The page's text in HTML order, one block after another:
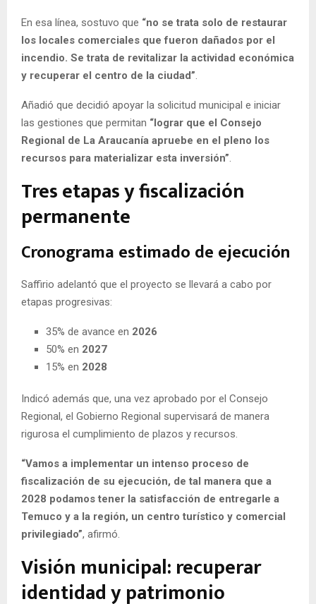
En esa línea, sostuvo que “no se trata solo de restaurar
los locales comerciales que fueron dañados por el
incendio. Se trata de revitalizar la actividad económica
y recuperar el centro de la ciudad”.
Añadió que decidió apoyar la solicitud municipal e iniciar
las gestiones que permitan “lograr que el Consejo
Regional de La Araucanía apruebe en el pleno los
recursos para materializar esta inversión”.
Tres etapas y fiscalización
permanente
Cronograma estimado de ejecución
Saffirio adelantó que el proyecto se llevará a cabo por
etapas progresivas:
35% de avance en 2026
50% en 2027
15% en 2028
Indicó además que, una vez aprobado por el Consejo
Regional, el Gobierno Regional supervisará de manera
rigurosa el cumplimiento de plazos y recursos.
“Vamos a implementar un intenso proceso de
fiscalización de su ejecución, de tal manera que a
2028 podamos tener la satisfacción de entregarle a
Temuco y a la región, un centro turístico y comercial
privilegiado”, afirmó.
Visión municipal: recuperar
identidad y patrimonio